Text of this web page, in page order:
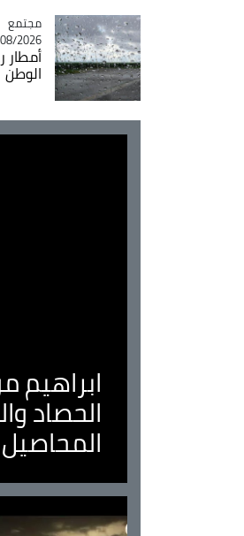
Catégorie
مجتمع
- 15:37
أمطار
الوطن
ابراهيم
الحصاد
المحاصيل